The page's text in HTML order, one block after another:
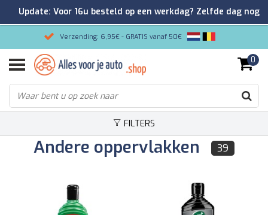
Verzending: 6,95€ - GRATIS vanaf 50€
Gemakkelijk bestellen/Veilig betalen
9.2/10 Klantenrating via Kiyoh!
0
FILTERS
Andere oppervlakken 39
Update: Voor 16u besteld op een werkdag? Zelfde dag nog
verzonden!